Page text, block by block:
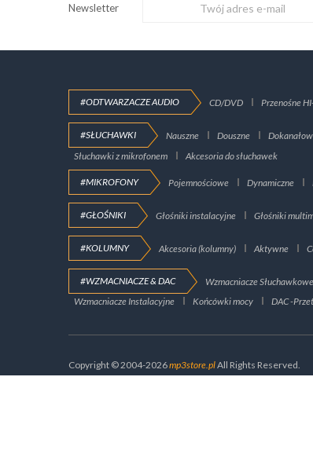
Newsletter
#ODTWARZACZE AUDIO CD/DVD Przenośne
#SŁUCHAWKI Nauszne Douszne
Słuchawki z mikrofonem
Akcesoria do słuchawek
#MIKROFONY Pojemnościowe Dynamiczne
#GŁOŚNIKI Głośniki instalacyjne Głośniki
#KOLUMNY Akcesoria (kolumny) Aktywne
#WZMACNIACZE & DAC Wzmacniacze Słuchawkowe
Wzmacniacze Instalacyjne
Końcówki mocy DAC -
Copyright © 2004-2026mp3store.plAll Rights Reserved.